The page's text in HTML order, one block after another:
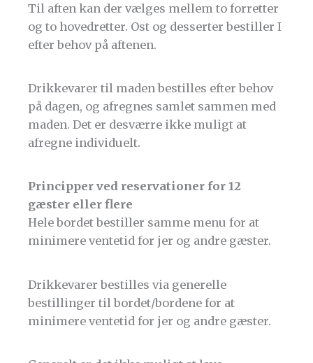
Til aften kan der vælges mellem to forretter
og to hovedretter. Ost og desserter bestiller I
efter behov på aftenen.
Drikkevarer til maden bestilles efter behov
på dagen, og afregnes samlet sammen med
maden. Det er desværre ikke muligt at
afregne individuelt.
Principper ved reservationer for 12
gæster eller flere
Hele bordet bestiller samme menu for at
minimere ventetid for jer og andre gæster.
Drikkevarer bestilles via generelle
bestillinger til bordet/bordene for at
minimere ventetid for jer og andre gæster.